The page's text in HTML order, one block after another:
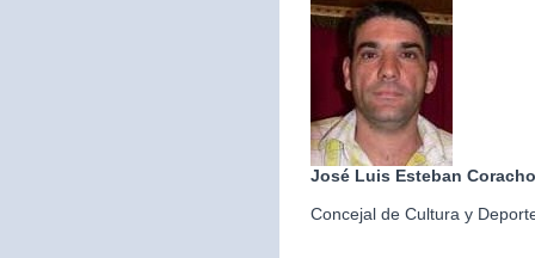
José Luis Esteban Coracho
Concejal de Cultura y